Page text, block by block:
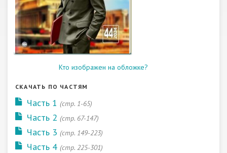
Кто изображен на обложке?
СКАЧАТЬ ПО ЧАСТЯМ
Часть 1 (стр. 1-65)
Часть 2 (стр. 67-147)
Часть 3 (стр. 149-223)
Часть 4 (стр. 225-301)